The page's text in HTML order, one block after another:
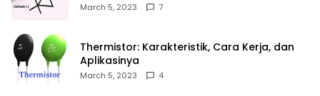
March 5, 2023 7
Thermistor: Karakteristik, Cara Kerja, dan
Aplikasinya
March 5, 2023 4